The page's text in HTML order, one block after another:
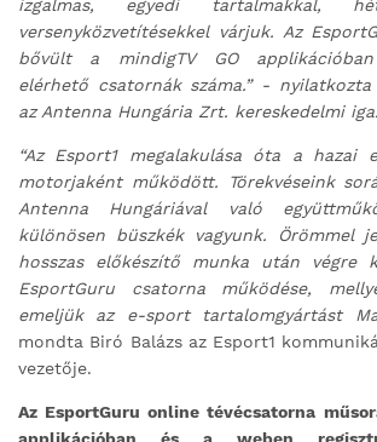
izgalmas, egyedi tartalmakkal,
versenyközvetítésekkel várjuk. Az
bővült a mindigTV GO
elérhető csatornák száma.” - nyilatkozta
az Antenna Hungária Zrt. kereskedelmi
“Az Esport1 megalakulása óta a hazai
motorjaként működött. Törekvéseink
Antenna Hungáriával való
különösen büszkék vagyunk. Örömmel
hosszas előkészítő munka után végre
EsportGuru csatorna működése,
emeljük az e-sport tartalomgyártást
mondta Biró Balázs az Esport1
vezetője.
Az EsportGuru online tévécsatorna